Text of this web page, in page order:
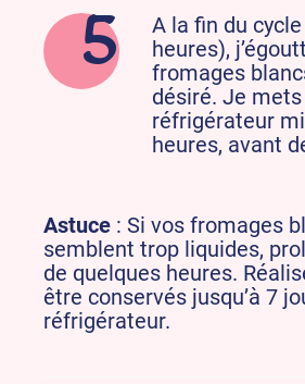
A la fin du
heures),
fromages
désiré. Je
réfrigérateur
heures, avant
Astuce : Si vos fromages
semblent trop liquides,
de quelques heures.
être conservés jusqu’à 7
réfrigérateur.